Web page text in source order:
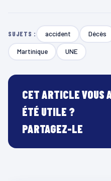
SUJETS : accident Décès
Martinique UNE
CET ARTICLE VOUS
ÉTÉ UTILE ?
PARTAGEZ-LE